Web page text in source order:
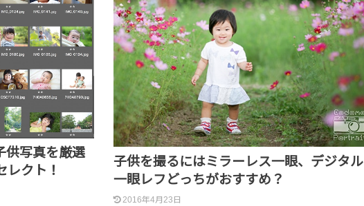
供写真を厳選
レクト！
子供を撮るにはミラーレス一眼、デジタル
一眼レフどっちがおすすめ？
2016年4月23日